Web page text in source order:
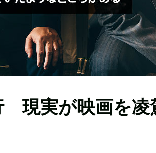
現実が映画を凌